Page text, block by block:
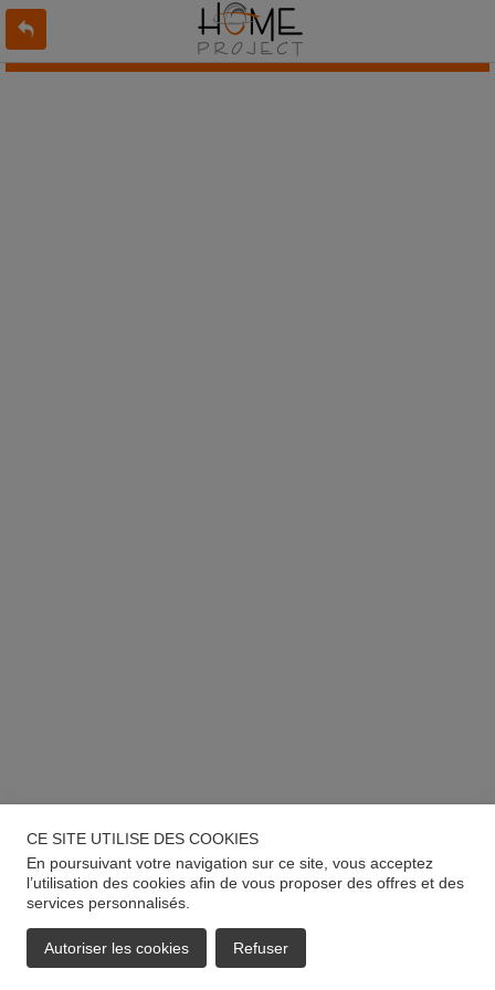
L'offre 8947479 n'existe pas ou n'est plus en ligne
CE SITE UTILISE DES COOKIES
En poursuivant votre navigation sur ce site, vous acceptez
l’utilisation des cookies afin de vous proposer des offres et des
services personnalisés.
Autoriser les cookies Refuser